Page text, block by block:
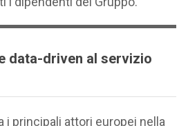
data-driven al servizio
i principali attori europei nella